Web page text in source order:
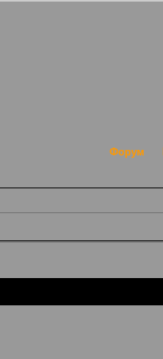
Форум